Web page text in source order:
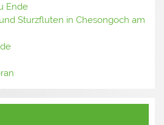
Ende
Sturzfluten in Chesongoch am